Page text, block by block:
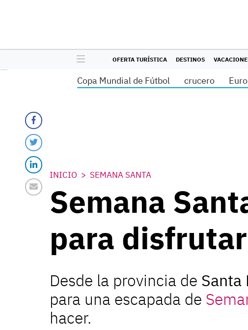
OFERTA TURÍSTICA DESTINOS
Copa Mundial de Fútbol crucero
INICIO SEMANA SANTA
Semana
para
Desde la provincia de Santa
para una escapada de
hacer.